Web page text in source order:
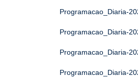
Programacao_Diaria-
Programacao_Diaria-
Programacao_Diaria-
Programacao_Diaria-